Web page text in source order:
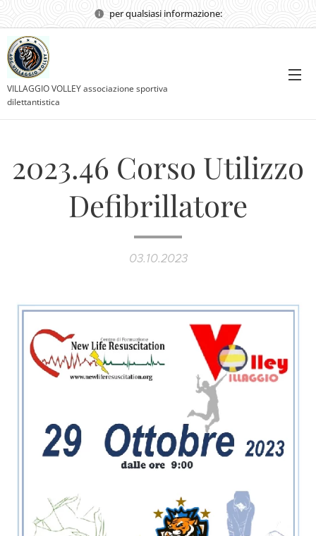
per qualsiasi informazione:
VILLAGGIO VOLLEY associazione sportiva
dilettantistica
2023.46 Corso Utilizzo
Defibrillatore
03.10.2023